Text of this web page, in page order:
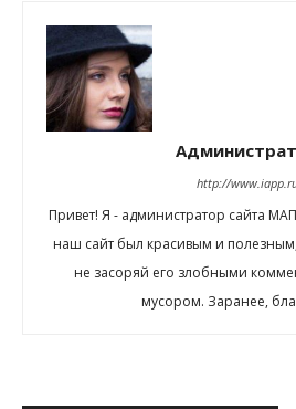
http://
Привет! Я - администратор сайта
наш сайт был красивым и
не засоряй его злобными
мусором. Заранее,